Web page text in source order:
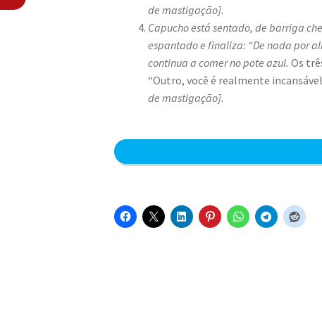
de mastigação].
Capucho está sentado, de barriga
espantado e finaliza: “De nada por
continua a comer no pote azul. Os
“Outro, você é realmente
de mastigação].